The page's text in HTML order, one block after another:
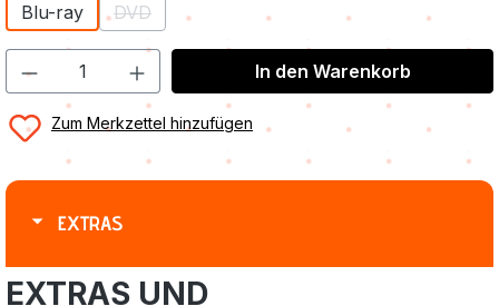
Blu-ray
DVD
(Diese Option ist zurzeit nicht verfügbar.)
In den Warenkorb
Zum Merkzettel hinzufügen
EXTRAS
EXTRAS UND